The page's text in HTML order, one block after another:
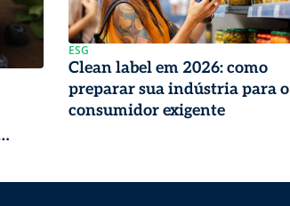
ESG
Clean label em 2026: como
preparar sua indústria para o
consumidor exigente